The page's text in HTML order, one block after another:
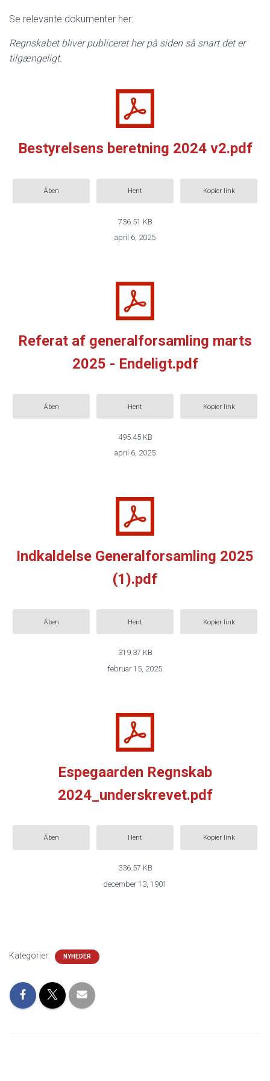
Se relevante dokumenter her:
Regnskabet bliver publiceret her på siden så snart det er
tilgængeligt.
Bestyrelsens beretning 2024 v2.pdf
Åben Hent Kopier link
736.51 KB
april 6, 2025
Referat af generalforsamling marts
2025 - Endeligt.pdf
Åben Hent Kopier link
495.45 KB
april 6, 2025
Indkaldelse Generalforsamling 2025
(1).pdf
Åben Hent Kopier link
319.37 KB
februar 15, 2025
Espegaarden Regnskab
2024_underskrevet.pdf
Åben Hent Kopier link
336.57 KB
december 13, 1901
Kategorier: NYHEDER